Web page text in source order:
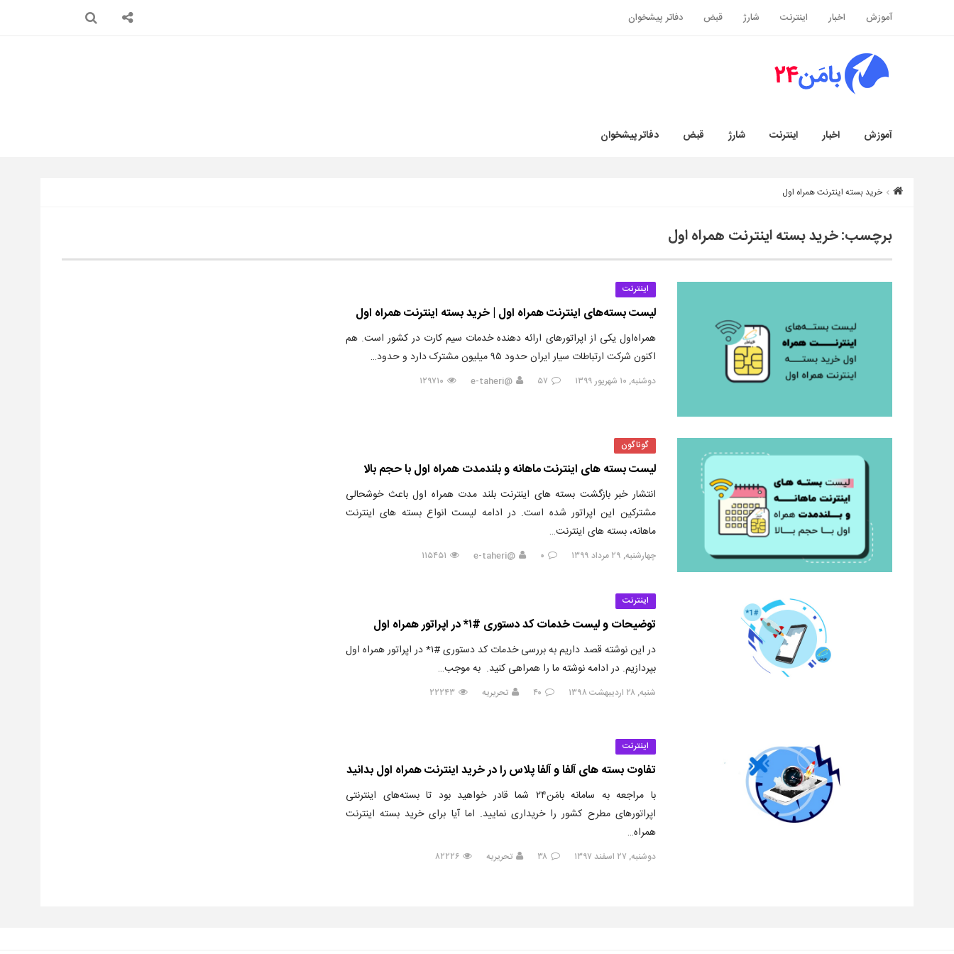
آموزش اخبار اینترنت شارژ قبض دفاتر پیشخوان
آموزش اخبار اینترنت شارژ قبض دفاتر پیشخوان
خرید بسته اینترنت همراه اول
برچسب:خرید بسته اینترنت همراه اول
اینترنت
لیست بسته‌های اینترنت همراه اول | خرید بسته اینترنت همراه اول
همراه‌اول یکی از اپراتورهای ارائه دهنده خدمات سیم کارت در کشور است. هم
اکنون شرکت ارتباطات سیار ایران حدود ۹۵ میلیون مشترک دارد و حدود…
دوشنبه, ۱۰ شهریور ۱۳۹۹ ۵۷ @e-taheri ۱۲۹۷۱۰
گوناگون
لیست بسته های اینترنت ماهانه و بلندمدت همراه اول با حجم بالا
انتشار خبر بازگشت بسته های اینترنت بلند مدت همراه اول باعث خوشحالی
مشترکین این اپراتور شده است. در ادامه لیست انواع بسته های اینترنت
ماهانه، بسته های اینترنت…
چهارشنبه, ۲۹ مرداد ۱۳۹۹ ۰ @e-taheri ۱۱۵۴۵۱
اینترنت
توضیحات و لیست خدمات کد دستوری #۱* در اپراتور همراه اول
در این نوشته قصد داریم به بررسی خدمات کد دستوری #۱* در اپراتور همراه اول
بپردازیم. در ادامه نوشته ما را همراهی کنید. به موجب…
شنبه, ۲۸ اردیبهشت ۱۳۹۸ ۴۰ تحریریه ۲۲۲۴۳
اینترنت
تفاوت بسته های آلفا و آلفا پلاس را در خرید اینترنت همراه اول بدانید
با مراجعه به سامانه بامَن۲۴ شما قادر خواهید بود تا بسته‌های اینترنتی
اپراتورهای مطرح کشور را خریداری نمایید. اما آیا برای خرید بسته اینترنت
همراه…
دوشنبه, ۲۷ اسفند ۱۳۹۷ ۳۸ تحریریه ۸۲۲۲۶